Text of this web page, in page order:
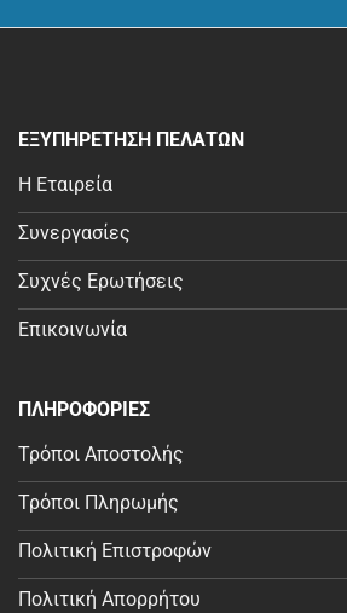
ΕΞΥΠΗΡΕΤΗΣΗ ΠΕΛΑΤΩΝ
Η Εταιρεία
Συνεργασίες
Συχνές Ερωτήσεις
Επικοινωνία
ΠΛΗΡΟΦΟΡΙΕΣ
Τρόποι Αποστολής
Τρόποι Πληρωμής
Πολιτική Επιστροφών
Πολιτική Απορρήτου